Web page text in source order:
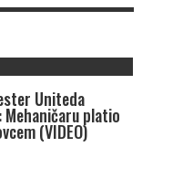
Uniteda
Mehaničaru platio
(VIDEO)